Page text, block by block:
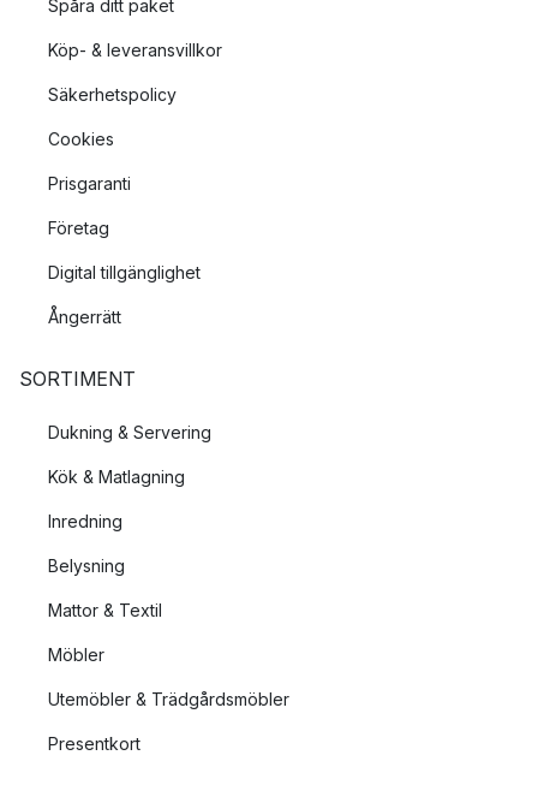
Spåra ditt paket
Köp- & leveransvillkor
Säkerhetspolicy
Cookies
Prisgaranti
Företag
Digital tillgänglighet
Ångerrätt
SORTIMENT
Dukning & Servering
Kök & Matlagning
Inredning
Belysning
Mattor & Textil
Möbler
Utemöbler & Trädgårdsmöbler
Presentkort